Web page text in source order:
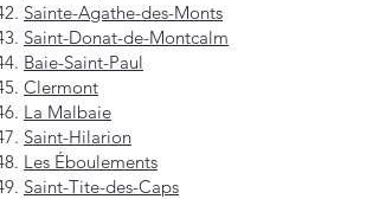
Sainte-Agathe-des-Monts
Saint-Donat-de-Montcalm
Baie-Saint-Paul
Clermont
La Malbaie
Saint-Hilarion
Les Éboulements
Saint-Tite-des-Caps